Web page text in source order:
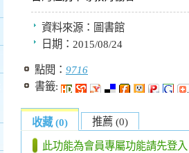
資料來源： 圖書館
日期： 2015/08/24
點閱： 9716
書籤:
收藏 (0) 推薦 (0)
此功能為會員專屬功能請先登入